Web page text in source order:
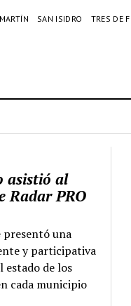
SAN ISIDRO TRES DE
asistió al
Radar PRO
presentó una
y participativa
estado de los
cada municipio